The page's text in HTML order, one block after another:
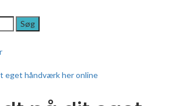
eget håndværk her online